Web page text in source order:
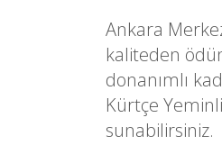
Ankara
kaliteden
donanımlı
Kürtçe
sunabilirsiniz.